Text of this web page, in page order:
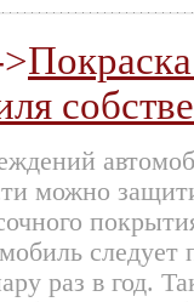
можно
раз в год.